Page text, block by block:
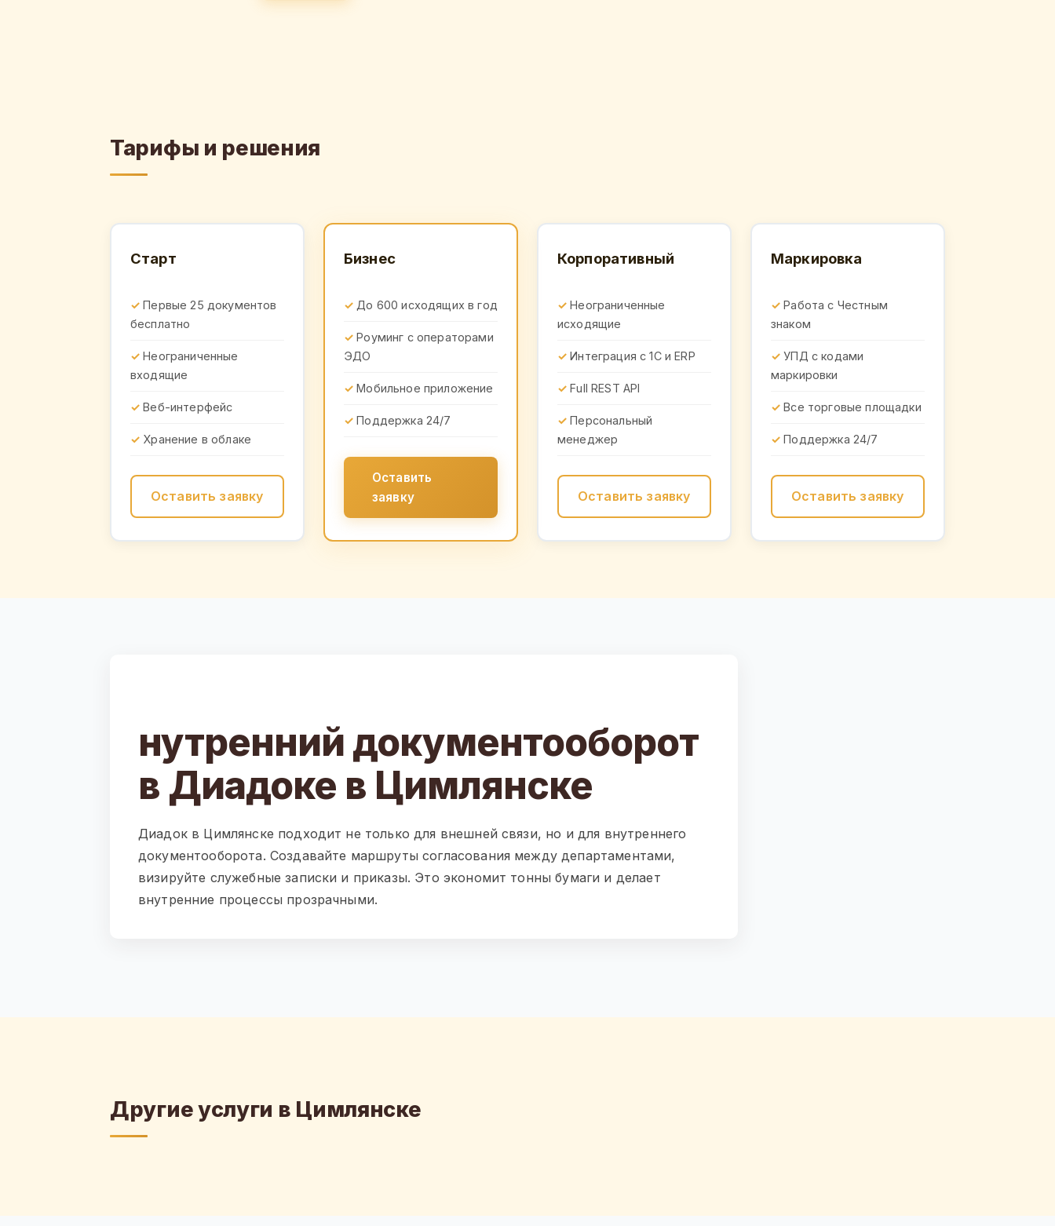
Тарифы и решения
Старт
Первые 25 документов
бесплатно
Неограниченные
входящие
Веб-интерфейс
Хранение в облаке
Оставить заявку
Бизнес
До 600 исходящих в год
Роуминг с операторами
ЭДО
Мобильное приложение
Поддержка 24/7
Оставить
заявку
Корпоративный
Неограниченные
исходящие
Интеграция с 1С и ERP
Full REST API
Персональный
менеджер
Оставить заявку
Маркировка
Работа с Честным
знаком
УПД с кодами
маркировки
Все торговые площадки
Поддержка 24/7
Оставить заявку
нутренний документооборот
в Диадоке в Цимлянске
Диадок в Цимлянске подходит не только для внешней связи, но и для внутреннего
документооборота. Создавайте маршруты согласования между департаментами,
визируйте служебные записки и приказы. Это экономит тонны бумаги и делает
внутренние процессы прозрачными.
Другие услуги в Цимлянске